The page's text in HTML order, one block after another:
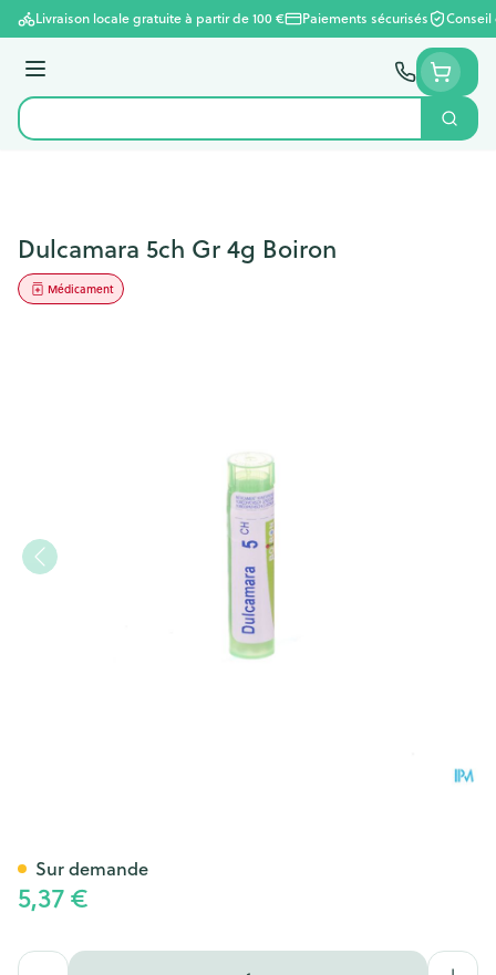
Aller au contenu
Livraison locale gratuite à partir de 100 € Paiements sécurisés
Menu
Rechercher
Dulcamara 5ch Gr 4g Boiron
Médicament
5,37 €
Quantité
Sur demande